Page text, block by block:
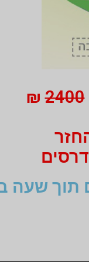
2400
₪
תוך שעה